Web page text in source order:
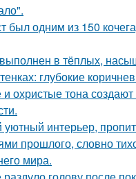
был одним из 150
в тёплых,
глубокие
и охристые тона
интерьер,
прошлого, словно
мира.